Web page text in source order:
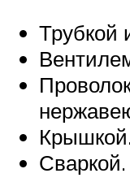
Трубкой
Сваркой.